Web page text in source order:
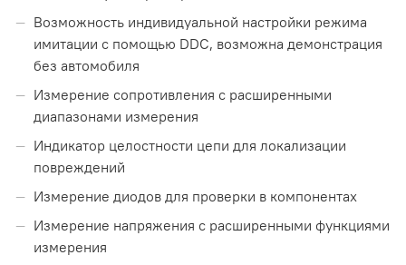
Возможность индивидуальной настройки режима
имитации с помощью DDC, возможна демонстрация
без автомобиля
Измерение сопротивления с расширенными
диапазонами измерения
Индикатор целостности цепи для локализации
повреждений
Измерение диодов для проверки в компонентах
Измерение напряжения с расширенными функциями
измерения